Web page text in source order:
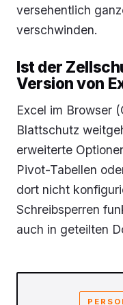
versehentlich
verschwinden.
Ist der
Version von
Excel im Browser
Blattschutz
erweiterte
Pivot-Tabellen
dort nicht
Schreibsperren
auch in geteilten